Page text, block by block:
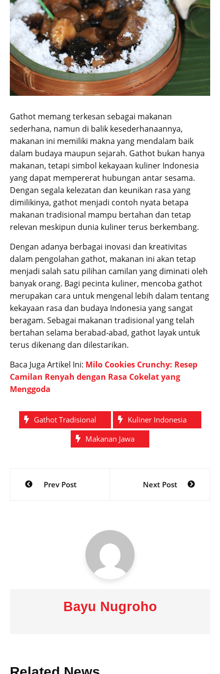
Gathot memang terkesan sebagai makanan
sederhana, namun di balik kesederhanaannya,
makanan ini memiliki makna yang mendalam baik
dalam budaya maupun sejarah. Gathot bukan hanya
makanan, tetapi simbol kekayaan kuliner Indonesia
yang dapat mempererat hubungan antar sesama.
Dengan segala kelezatan dan keunikan rasa yang
dimilikinya, gathot menjadi contoh nyata betapa
makanan tradisional mampu bertahan dan tetap
relevan meskipun dunia kuliner terus berkembang.
Dengan adanya berbagai inovasi dan kreativitas
dalam pengolahan gathot, makanan ini akan tetap
menjadi salah satu pilihan camilan yang diminati oleh
banyak orang. Bagi pecinta kuliner, mencoba gathot
merupakan cara untuk mengenal lebih dalam tentang
kekayaan rasa dan budaya Indonesia yang sangat
beragam. Sebagai makanan tradisional yang telah
bertahan selama berabad-abad, gathot layak untuk
terus dikenang dan dilestarikan.
Baca Juga Artikel Ini: Milo Cookies Crunchy: Resep
Camilan Renyah dengan Rasa Cokelat yang
Menggoda
Gathot Tradisional
Kuliner Indonesia
Makanan Jawa
navigation
Prev Post Next Post
Bayu Nugroho